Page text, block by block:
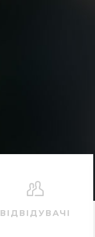
ВІДВІДУВАЧІ